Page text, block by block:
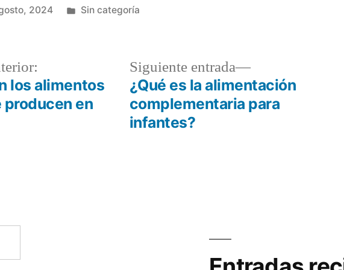
2024
Publicada
Sin categoría
anterior:
los alimentos
producen en
Siguiente entrada
Siguiente
entrada:
¿Qué es la alimentación
complementaria para
infantes?